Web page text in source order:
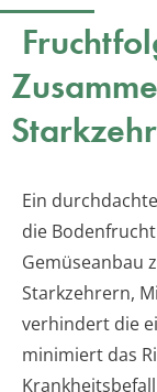
Ein
die
Gemüseanbau
Starkzehrern,
verhindert die
minimiert das